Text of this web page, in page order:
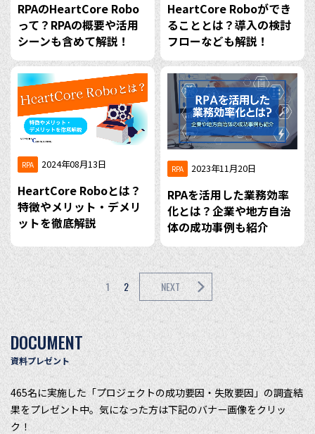
RPAのHeartCore Robo
って？RPAの概要や活用
シーンも含めて解説！
HeartCore Roboができ
ることとは？導入の検討
フローなども解説！
RPA 2024年08月13日
HeartCore Roboとは？
特徴やメリット・デメリ
ットを徹底解説
RPA 2023年11月20日
RPAを活用した業務効率
化とは？企業や地方自治
体の成功事例も紹介
1 2 NEXT
DOCUMENT
資料プレゼント
465名に実施した「プロジェクトの成功要因・失敗要因」の調査結
果をプレゼント中。気になった方は下記のバナー画像をクリッ
ク！